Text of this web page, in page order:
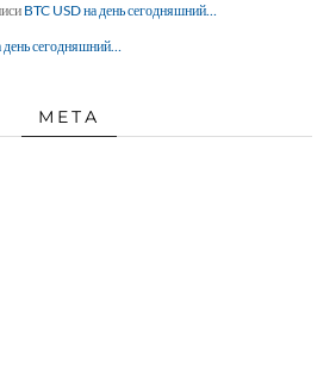
BTC USD на день сегодняшний…
день сегодняшний…
МЕТА